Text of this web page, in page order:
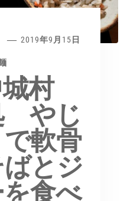
2019年9月15日
村
やじ
軟骨
とジ
食べ